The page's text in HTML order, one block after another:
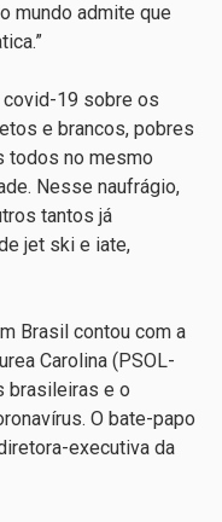
mundo admite que
19 sobre os
e brancos, pobres
todos no mesmo
Nesse naufrágio,
tantos já
jet ski e iate,
Brasil contou com a
Carolina (PSOL-
brasileiras e o
O bate-papo
executiva da